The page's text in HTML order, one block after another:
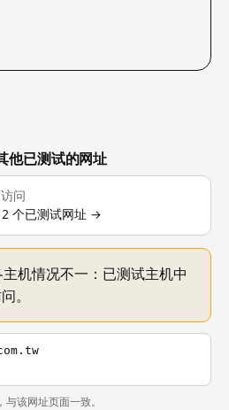
已测试的网址
问
个已测试网址 →
机情况不一：已测试主机中
。
该网址页面一致。